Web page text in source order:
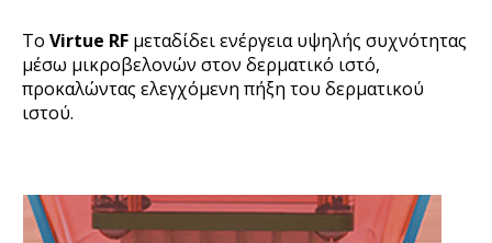
Το Virtue RF μεταδίδει ενέργεια υψηλής συχνότητας
μέσω μικροβελονών στον δερματικό ιστό,
προκαλώντας ελεγχόμενη πήξη του δερματικού
ιστού.